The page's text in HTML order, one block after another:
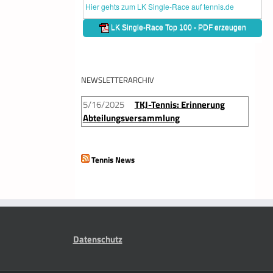
NEWSLETTERARCHIV
5/16/2025
TKJ-Tennis: Erinnerung
Abteilungsversammlung
Tennis News
Datenschutz